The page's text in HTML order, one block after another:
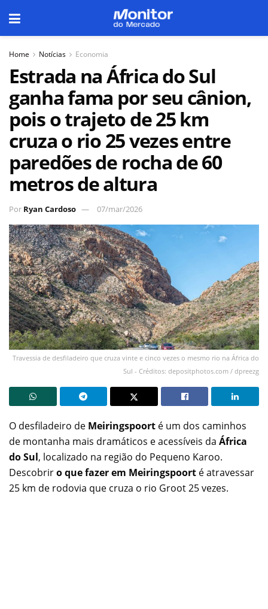
Home Notícias Economia
Estrada na África do Sul
ganha fama por seu cânion,
pois o trajeto de 25 km
cruza o rio 25 vezes entre
paredões de rocha de 60
metros de altura
Por Ryan Cardoso 07/mar/2026
Travessia de desfiladeiro que cruza vinte e cinco vezes o mesmo rio na África do
Sul - Créditos: depositphotos.com / dpreezg
O desfiladeiro de Meiringspoort é um dos caminhos
de montanha mais dramáticos e acessíveis da África
do Sul, localizado na região do Pequeno Karoo.
Descobriro que fazer em Meiringspoort é atravessar
25 km de rodovia que cruza o rio Groot 25 vezes.